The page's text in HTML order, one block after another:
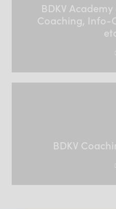
BDKV
Coaching, Info-
BDKV